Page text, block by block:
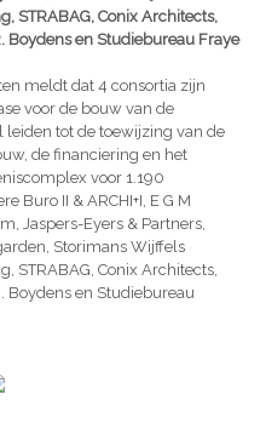
STRABAG, Conix Architects,
Boydens en Studiebureau Fraye
meldt dat 4 consortia zijn
voor de bouw van de
tot de toewijzing van de
de financiering en het
voor 1.190
Buro II & ARCHI+I, E G M
Jaspers-Eyers & Partners,
Storimans Wijffels
STRABAG, Conix Architects,
Boydens en Studiebureau